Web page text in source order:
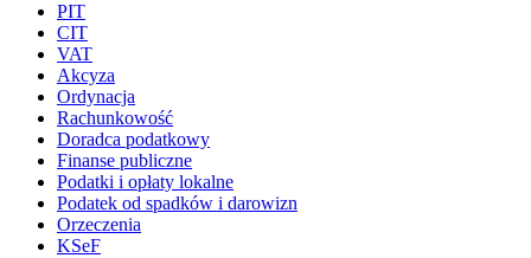
PIT
CIT
VAT
Akcyza
Ordynacja
Rachunkowość
Doradca podatkowy
Finanse publiczne
Podatki i opłaty lokalne
Podatek od spadków i darowizn
Orzeczenia
KSeF